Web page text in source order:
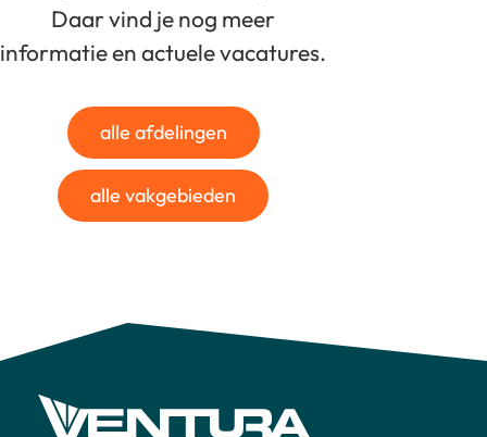
Daar vind je nog meer
informatie en actuele vacatures.
alle afdelingen
alle vakgebieden